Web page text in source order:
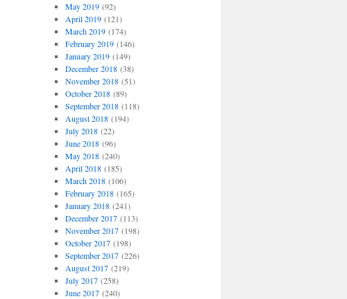
May 2019(92)
April 2019(121)
March 2019(174)
February 2019(146)
January 2019(149)
December 2018(38)
November 2018(51)
October 2018(89)
September 2018(118)
August 2018(194)
July 2018(22)
June 2018(96)
May 2018(240)
April 2018(185)
March 2018(106)
February 2018(165)
January 2018(241)
December 2017(113)
November 2017(198)
October 2017(198)
September 2017(226)
August 2017(219)
July 2017(258)
June 2017(240)